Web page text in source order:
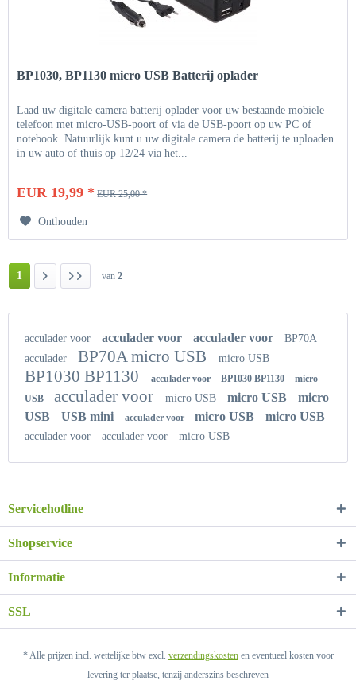
BP1030, BP1130 micro USB Batterij oplader
Laad uw digitale camera batterij oplader voor uw bestaande mobiele
telefoon met micro-USB-poort of via de USB-poort op uw PC of
notebook. Natuurlijk kunt u uw digitale camera de batterij te uploaden
in uw auto of thuis op 12/24 via het...
EUR 19,99 * EUR 25,00 *
Onthouden
1 van 2
acculader voor acculader voor acculader voor
BP70A
acculader
BP70A micro USB micro USB
BP1030 BP1130 acculader voor BP1030 BP1130
micro
USB
acculader voor micro USB micro USB
micro
USB
USB mini acculader voor micro USB micro USB
acculader voor acculader voor micro USB
Servicehotline
Shopservice
Informatie
SSL
* Alle prijzen incl. wettelijke btw excl. verzendingskostenen eventueel kosten voor
levering ter plaatse, tenzij anderszins beschreven